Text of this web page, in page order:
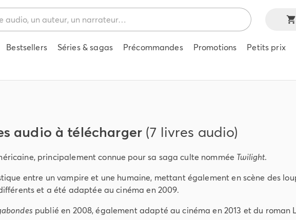
Bestsellers Séries & sagas Précommandes Promotions Petits prix
audio à télécharger (7 livres audio)
principalement connue pour sa saga culte nommée Twilight.
entre un vampire et une humaine, mettant également en scène des
et a été adaptée au cinéma en 2009.
publié en 2008, également adapté au cinéma en 2013 et du roman